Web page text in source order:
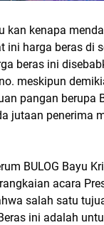
kan kenapa
ini harga beras di
beras ini
meskipun
pangan berupa
jutaan penerima
BULOG Bayu
acara
salah satu
ini adalah